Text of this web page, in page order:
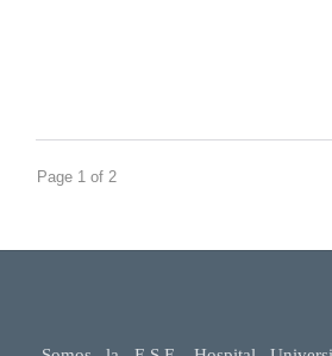
Page 1 of 2